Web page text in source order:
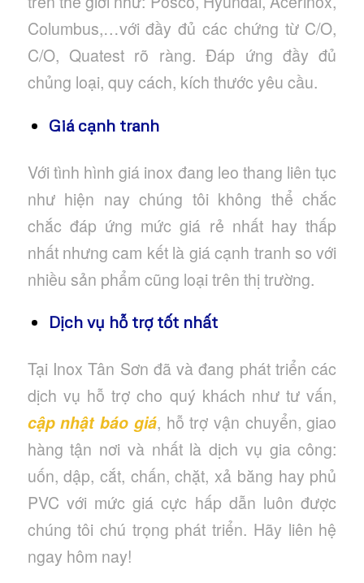
Columbus,…với đầy đủ các chứng từ C/O,
C/O, Quatest rõ ràng. Đáp ứng đầy đủ
chủng loại, quy cách, kích thước yêu cầu.
Giá cạnh tranh
Với tình hình giá inox đang leo thang liên tục
như hiện nay chúng tôi không thể chắc
chắc đáp ứng mức giá rẻ nhất hay thấp
nhất nhưng cam kết là giá cạnh tranh so với
nhiều sản phẩm cũng loại trên thị trường.
Dịch vụ hỗ trợ tốt nhất
Tại Inox Tân Sơn đã và đang phát triển các
dịch vụ hỗ trợ cho quý khách như tư vấn,
cập nhật báo giá, hỗ trợ vận chuyển, giao
hàng tận nơi và nhất là dịch vụ gia công:
uốn, dập, cắt, chấn, chặt, xả băng hay phủ
PVC với mức giá cực hấp dẫn luôn được
chúng tôi chú trọng phát triển. Hãy liên hệ
ngay hôm nay!